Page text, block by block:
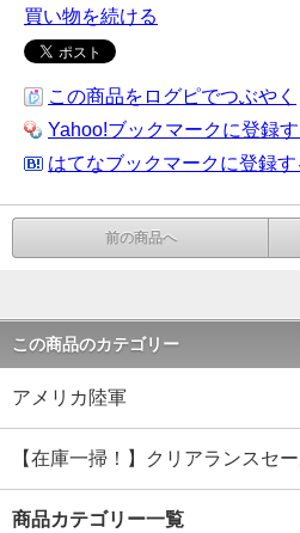
買い物を続ける
この商品をログピでつぶやく
Yahoo!ブックマークに登録す
はてなブックマークに登録す
前の商品へ
この商品のカテゴリー
アメリカ陸軍
【在庫一掃！】クリアランスセ
商品カテゴリー一覧